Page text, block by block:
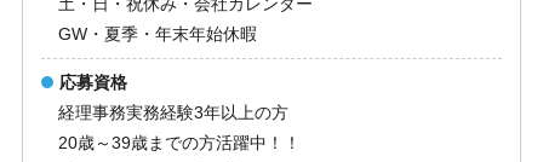
GW・夏季・年末年始休暇
応募資格
経理事務実務経験3年以上の方
20歳～39歳までの方活躍中！！